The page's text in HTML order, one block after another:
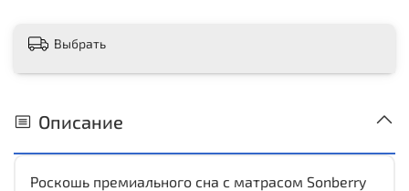
Выбрать
Описание
Роскошь премиального сна с матрасом Sonberry